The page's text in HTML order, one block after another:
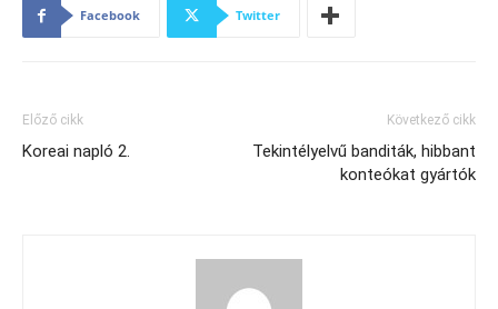
Facebook Twitter
Előző cikk
Koreai napló 2.
Következő cikk
Tekintélyelvű banditák, hibbant
konteókat gyártók